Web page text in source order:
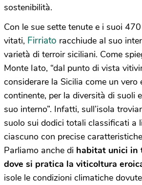
sostenibilità.
Con le sue sette tenute e i suoi
vitati, Firriato racchiude al suo
varietà di terroir siciliani. Come
Monte Iato, “dal punto di vista
considerare la Sicilia come un vero
continente, per la diversità di suoli
suo interno”. Infatti, sull’isola
suolo sui dodici totali classificati a
ciascuno con precise
Parliamo anche di habitat unici in
dove si pratica la viticoltura
isole le condizioni climatiche